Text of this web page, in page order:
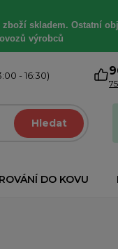
zboží skladem. Ostatní
výrobců
- 16:30)
Hledat
DO KOVU